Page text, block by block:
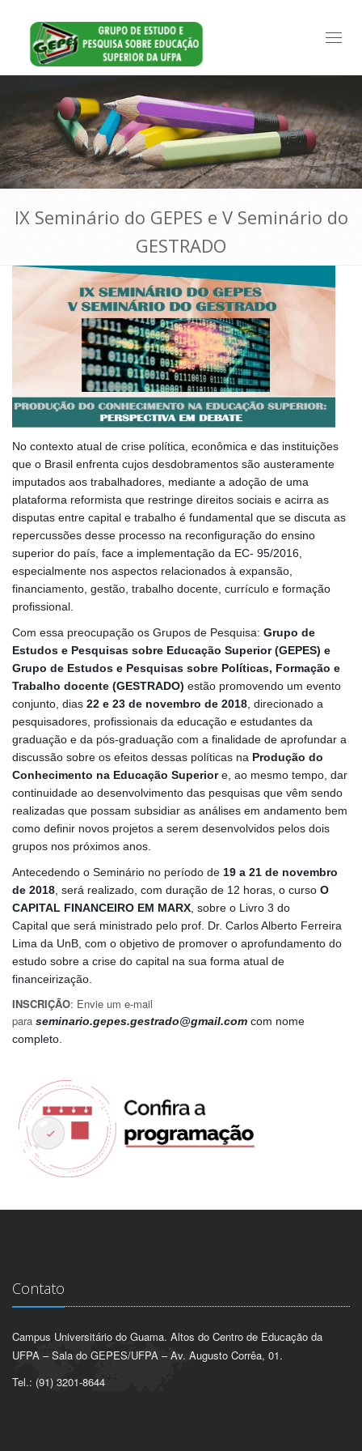
IX Seminário do GEPES e V Seminário do
GESTRADO
No contexto atual de crise política, econômica e das instituições
que o Brasil enfrenta cujos desdobramentos são austeramente
imputados aos trabalhadores, mediante a adoção de uma
plataforma reformista que restringe direitos sociais e acirra as
disputas entre capital e trabalho é fundamental que se discuta as
repercussões desse processo na reconfiguração do ensino
superior do país, face a implementação da EC- 95/2016,
especialmente nos aspectos relacionados à expansão,
financiamento, gestão, trabalho docente, currículo e formação
profissional.
Com essa preocupação os Grupos de Pesquisa: Grupo de
Estudos e Pesquisas sobre Educação Superior (GEPES) e
Grupo de Estudos e Pesquisas sobre Políticas, Formação e
Trabalho docente (GESTRADO) estão promovendo um evento
conjunto, dias 22 e 23 de novembro de 2018 , direcionado a
pesquisadores, profissionais da educação e estudantes da
graduação e da pós-graduação com a finalidade de aprofundar a
discussão sobre os efeitos dessas políticas na Produção do
Conhecimento na Educação Superiore, ao mesmo tempo, dar
continuidade ao desenvolvimento das pesquisas que vêm sendo
realizadas que possam subsidiar as análises em andamento bem
como definir novos projetos a serem desenvolvidos pelos dois
grupos nos próximos anos.
Antecedendo o Seminário no período de 19 a 21 de novembro
de 2018 , será realizado, com duração de 12 horas, o curso O
CAPITAL FINANCEIRO EM MARX , sobre o Livro 3 do
Capital que será ministrado pelo prof. Dr. Carlos Alberto Ferreira
Lima da UnB, com o objetivo de promover o aprofundamento do
estudo sobre a crise do capital na sua forma atual de
financeirização.
INSCRIÇÃO: Envie um e-mail
para seminario.gepes.gestrado@gmail.com com nome
completo.
Contato
Campus Universitário do Guama. Altos do Centro de Educação da
UFPA – Sala do GEPES/UFPA – Av. Augusto Corrêa, 01.
Tel.: (91) 3201-8644